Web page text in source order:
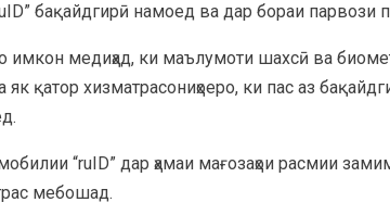
бақайдгирӣ намоед ва дар бораи
медиҳад, ки маълумоти шахсӣ ва
як қатор хизматрасониҳоеро, ки пас аз
“ruID” дар ҳамаи мағозаҳои расмии
мебошад.